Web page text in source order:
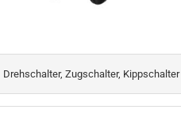
Drehschalter, Zugschalter, Kippschalter